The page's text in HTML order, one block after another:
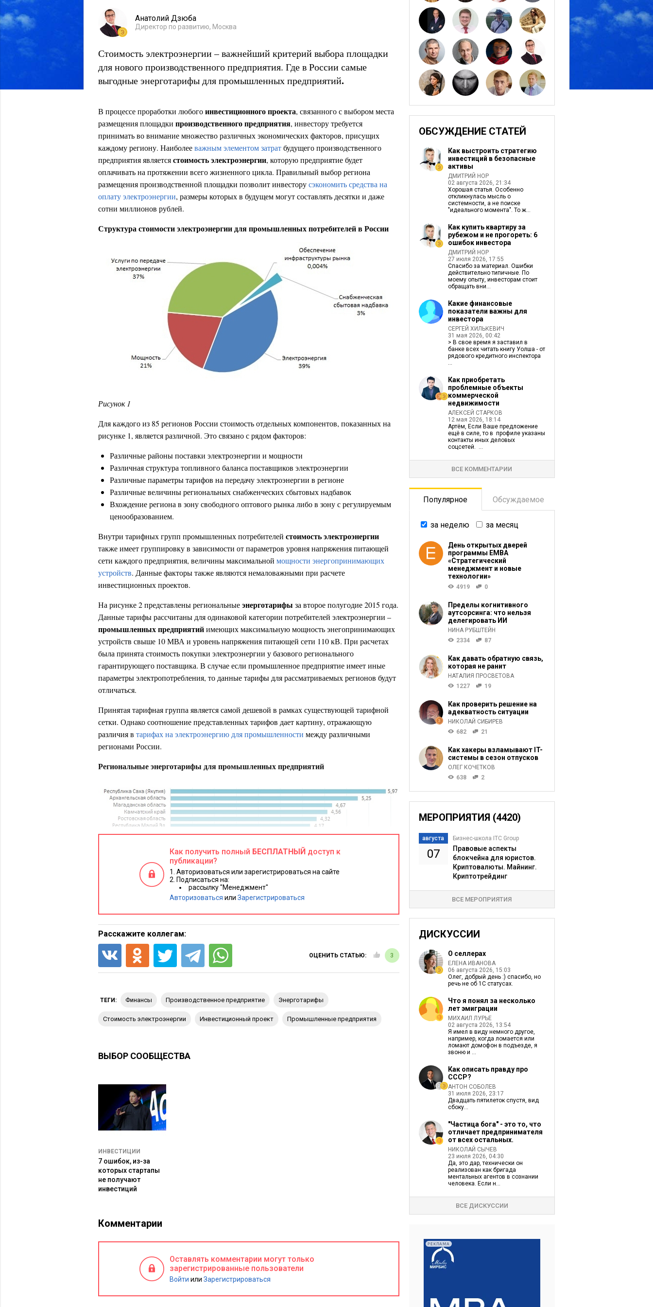
Анатолий Дзюба
Директор по развитию, Москва
Стоимость электроэнергии – важнейший критерий выбора площадки
для нового производственного предприятия. Где в России самые
выгодные энерготарифы для промышленных предприятий.
В процессе проработки любогоинвестиционного проекта, связанного с выбором места
размещения площадки производственного предприятия, инвестору требуется
принимать во внимание множество различных экономических факторов, присущих
каждому региону. Наиболееважным элементом затратбудущего производственного
предприятия являетсястоимость электроэнергии, которую предприятие будет
оплачивать на протяжении всего жизненного цикла. Правильный выбор региона
размещения производственной площадки позволит инвесторусэкономить средства на
оплату электроэнергии, размеры которых в будущем могут составлять десятки и даже
сотни миллионов рублей.
Структура стоимости электроэнергии для промышленных потребителей в России
Рисунок 1
Для каждого из 85 регионов России стоимость отдельных компонентов, показанных на
рисунке 1, является различной. Это связано с рядом факторов:
Различные районы поставки электроэнергии и мощности
Различная структура топливного баланса поставщиков электроэнергии
Различные параметры тарифов на передачу электроэнергии в регионе
Различные величины региональных снабженческих сбытовых надбавок
Вхождение региона в зону свободного оптового рынка либо в зону с регулируемым
ценообразованием.
Внутри тарифных групп промышленных потребителей стоимость электроэнергии
также имеет группировку в зависимости от параметров уровня напряжения питающей
сети каждого предприятия, величины максимальной мощности энергопринимающих
устройств. Данные факторы также являются немаловажными при расчете
инвестиционных проектов.
На рисунке 2 представлены региональныеэнерготарифы за второе полугодие 2015 года.
Данные тарифы рассчитаны для одинаковой категории потребителей электроэнергии –
промышленных предприятийимеющих максимальную мощность энегопринимающих
устройств свыше 10 МВА и уровень напряжения питающей сети 110 кВ. При расчетах
была принята стоимость покупки электроэнергии у базового регионального
гарантирующего поставщика. В случае если промышленное предприятие имеет иные
параметры электропотребления, то данные тарифы для рассматриваемых регионов будут
отличаться.
Принятая тарифная группа является самой дешевой в рамках существующей тарифной
сетки. Однако соотношение представленных тарифов дает картину, отражающую
различия в тарифах на электроэнергию для промышленности между различными
регионами России.
Региональные энерготарифы для промышленных предприятий
Как получить полный БЕСПЛАТНЫЙ доступ к
публикации?
Авторизоваться или зарегистрироваться на сайте
Подписаться на:
рассылку "Менеджмент"
Авторизоваться или Зарегистрироваться
Расскажите коллегам:
ОЦЕНИТЬ СТАТЬЮ: 3
ТЕГИ: финансы производственное предприятие энерготарифы
стоимость электроэнергии инвестиционный проект промышленные предприятия
ВЫБОР СООБЩЕСТВА
ИНВЕСТИЦИИ
7 ошибок, из-за
которых стартапы
не получают
инвестиций
Комментарии
Оставлять комментарии могут только
зарегистрированные пользователи
Войти или Зарегистрироваться
ОБСУЖДЕНИЕ СТАТЕЙ
Как выстроить стратегию
инвестиций в безопасные
активы
ДМИТРИЙ НОР
02 августа 2026, 21:34
Хорошая статья. Особенно
откликнулась мысль о
системности, а не поиске
"идеального момента". То ж...
Как купить квартиру за
рубежом и не прогореть: 6
ошибок инвестора
ДМИТРИЙ НОР
27 июля 2026, 17:55
Спасибо за материал. Ошибки
действительно типичные. По
моему опыту, инвесторам стоит
обращать вни...
Какие финансовые
показатели важны для
инвестора
СЕРГЕЙ ХИЛЬКЕВИЧ
31 мая 2026, 00:42
> В свое время я заставил в
банке всех читать книгу Уолша - от
рядового кредитного инспектора
...
Как приобретать
проблемные объекты
коммерческой
недвижимости
АЛЕКСЕЙ СТАРКОВ
12 мая 2026, 18:14
Артём, Если Ваше предложение
ещё в силе, то в профиле указаны
контакты иных деловых
соцсетей. ...
ВСЕ КОММЕНТАРИИ
Популярное Обсуждаемое
за неделю за месяц
День открытых дверей
программы ЕМВА
«Стратегический
менеджмент и новые
технологии»
4919 0
Пределы когнитивного
аутсорсинга: что нельзя
делегировать ИИ
НИНА РУБШТЕЙН
2334
87
Как давать обратную связь,
которая не ранит
НАТАЛИЯ ПРОСВЕТОВА
1227
19
Как проверить решение на
адекватность ситуации
НИКОЛАЙ СИБИРЕВ
682
21
Как хакеры взламывают IT-
системы в сезон отпусков
ОЛЕГ КОЧЕТКОВ
638
2
МЕРОПРИЯТИЯ (4420)
августа
07
Бизнес-школа ITC Group
Правовые аспекты
блокчейна для юристов.
Криптовалюты. Майнинг.
Криптотрейдинг
ВСЕ МЕРОПРИЯТИЯ
ДИСКУССИИ
О селлерах
ЕЛЕНА ИВАНОВА
06 августа 2026, 15:03
Олег, добрый день :) спасибо, но
речь не об 1С статусах.
Что я понял за несколько
лет эмиграции
МИХАИЛ ЛУРЬЕ
02 августа 2026, 13:54
Я имел в виду немного другое,
например, когда ломается или
ломают домофон в подъезде, я
звоню и ...
Как описать правду про
СССР?
АНТОН СОБОЛЕВ
31 июля 2026, 23:17
Двадцать пятилеток спустя, вид
сбоку...
"Частица бога" - это то, что
отличает предпринимателя
от всех остальных.
НИКОЛАЙ СЫЧЕВ
23 июля 2026, 04:30
Да, это дар, технически он
реализован как бригада
ментальных агентов в сознании
человека. Если н...
ВСЕ ДИСКУССИИ
РЕКЛАМА